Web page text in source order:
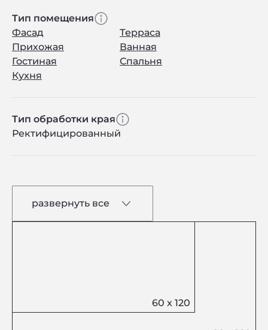
Тип помещения
Фасад
Терраса
Прихожая
Ванная
Гостиная
Спальня
Кухня
Тип обработки края
Ректифицированный
развернуть все